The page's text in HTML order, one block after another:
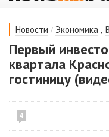
Новости / Экономика ,
Первый
квартала
гостиницу
4